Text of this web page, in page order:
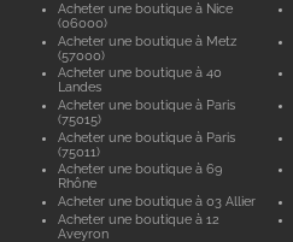
Acheter une boutique à Nice
(06000)
Acheter une boutique à Metz
(57000)
Acheter une boutique à 40
Landes
Acheter une boutique à Paris
(75015)
Acheter une boutique à Paris
(75011)
Acheter une boutique à 69
Rhône
Acheter une boutique à 03 Allier
Acheter une boutique à 12
Aveyron